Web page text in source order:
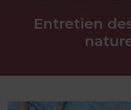
Entretien